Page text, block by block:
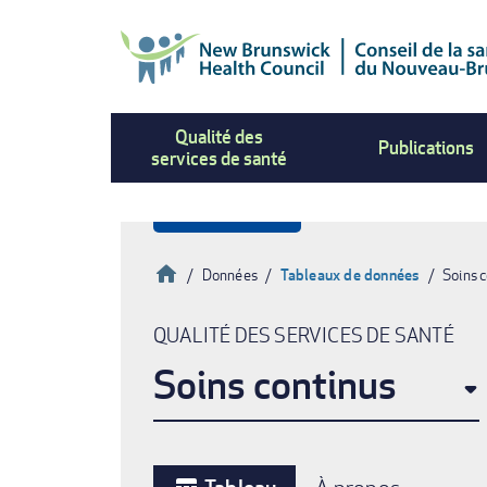
Qualité des
services de santé
Publications
Fil
d'Ariane
Accueil
Données Tableaux de données Soins
QUALITÉ DES SERVICES DE SANTÉ
Soins continus